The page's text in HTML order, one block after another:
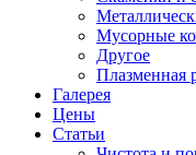
Мусорные
Другое
Плазменная
Галерея
Цены
Статьи